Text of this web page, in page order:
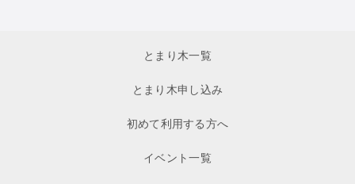
とまり木一覧
とまり木申し込み
初めて利用する方へ
イベント一覧